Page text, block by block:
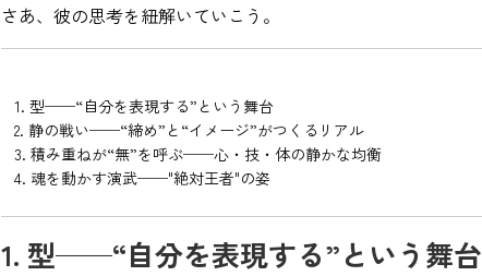
さあ、彼の思考を紐解いていこう。
1. 型──“自分を表現する”という舞台
2. 静の戦い──“締め”と“イメージ”がつくるリアル
3. 積み重ねが“無”を呼ぶ──心・技・体の静かな均衡
4. 魂を動かす演武──"絶対王者"の姿
1. 型──“自分を表現する”という舞台